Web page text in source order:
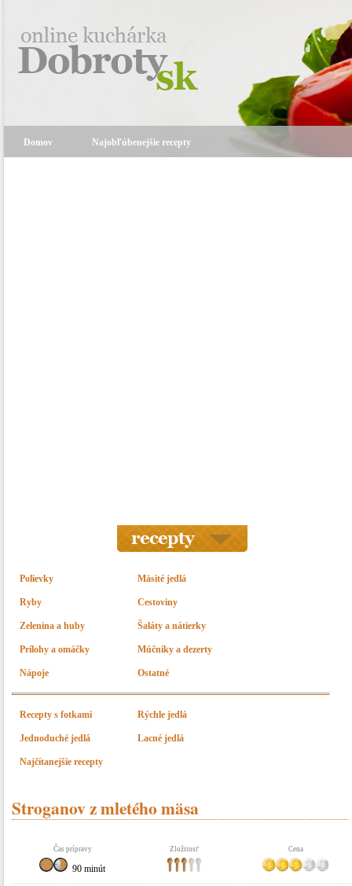
Domov Najobľúbenejšie recepty
Polievky Mäsité jedlá
Ryby Cestoviny
Zelenina a huby Šaláty a nátierky
Prílohy a omáčky Múčniky a dezerty
Nápoje Ostatné
Recepty s fotkami Rýchle jedlá
Jednoduché jedlá Lacné jedlá
Najčítanejšie recepty
Stroganov z mletého mäsa
Čas prípravy Zložitosť Cena
90 minút